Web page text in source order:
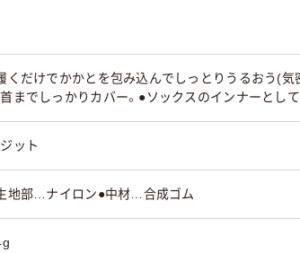
くだけでかかとを包み込んでしっとりうるおう(
までしっかりカバー。●ソックスのインナーとして
ット
地部…ナイロン●中材…合成ゴム